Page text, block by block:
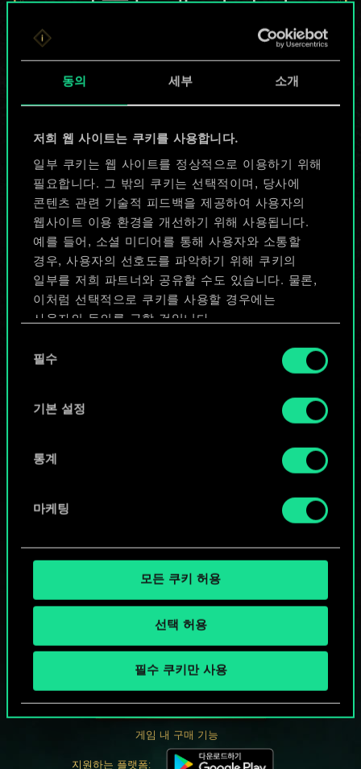
동의 세부 소개
저희 웹 사이트는 쿠키를 사용합니다.
일부 쿠키는 웹 사이트를 정상적으로 이용하기 위해
필요합니다. 그 밖의 쿠키는 선택적이며, 당사에
콘텐츠 관련 기술적 피드백을 제공하여 사용자의
웹사이트 이용 환경을 개선하기 위해 사용됩니다.
예를 들어, 소셜 미디어를 통해 사용자와 소통할
경우, 사용자의 선호도를 파악하기 위해 쿠키의
일부를 저희 파트너와 공유할 수도 있습니다. 물론,
이처럼 선택적으로 쿠키를 사용할 경우에는
사용자의 동의를 구할 것입니다.
쿠키 사용에 관한 세부 사항이나 관련 설정은 아래의
필수
기본 설정
통계
마케팅
모든 쿠키 허용
선택 허용
필수 쿠키만 사용
무궁무진한
가능성을 가지고
있습니다!
덱 이름 짓기 & 가이드 작성하기
덱 편집
또는
궨트 한 판 어떠신가요?
PC에서 무료 플레이
게임 내 구매 기능
지원하는 플랫폼: